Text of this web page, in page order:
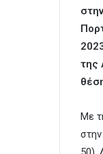
της
Με